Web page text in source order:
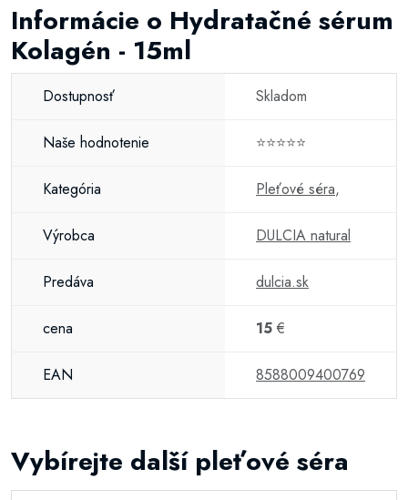
Informácie o Hydratačné sérum
Kolagén - 15ml
Dostupnosť Skladom
Naše hodnotenie ⭐⭐⭐⭐⭐
Kategória Pleťové séra,
Výrobca DULCIA natural
Predáva dulcia.sk
cena 15 €
EAN 8588009400769
Vybírejte další pleťové séra